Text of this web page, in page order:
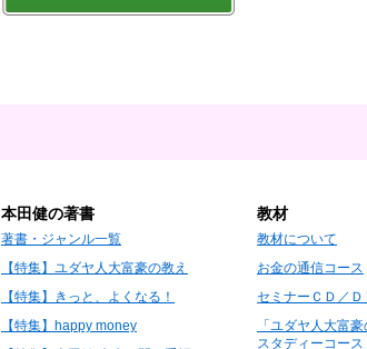
本田健の著書
著書・ジャンル一覧
【特集】ユダヤ人大富豪の教え
【特集】きっと、よくなる！
【特集】happy money
教材
教材について
お金の通信コース
セミナーＣＤ／Ｄ
「ユダヤ人大富
スタディーコース